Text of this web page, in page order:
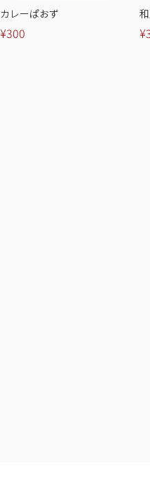
カレーぱおず
¥300